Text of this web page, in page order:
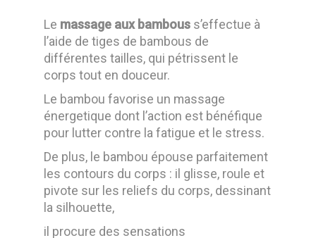
Le massage aux bambous s’effectue à
l’aide de tiges de bambous de
différentes tailles, qui pétrissent le
corps tout en douceur.
Le bambou favorise un massage
énergetique dont l’action est bénéfique
pour lutter contre la fatigue et le stress.
De plus, le bambou épouse parfaitement
les contours du corps : il glisse, roule et
pivote sur les reliefs du corps, dessinant
la silhouette,
il procure des sensations